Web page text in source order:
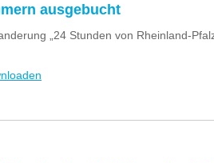
ausgebucht
„24 Stunden von Rheinland-